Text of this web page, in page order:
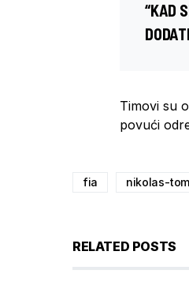
“KAD
Timovi su
povući
fia nikolas-
RELATED POSTS